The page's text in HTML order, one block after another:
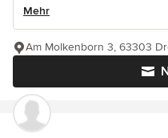
Mehr
Am Molkenborn 3, 63303